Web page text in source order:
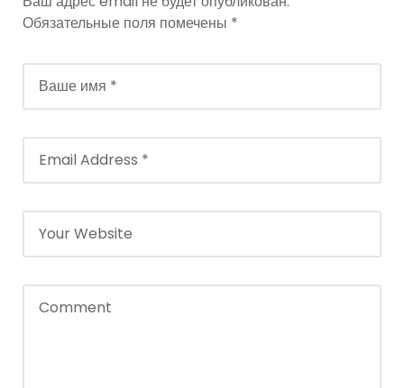
Обязательные поля помечены *